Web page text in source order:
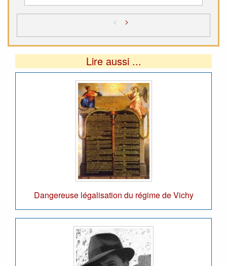
< >
Lire aussi ...
Dangereuse légalisation du régime de Vichy